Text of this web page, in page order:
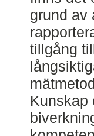
grund av
tillgång
Kunskap